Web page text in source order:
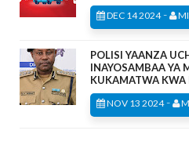
DEC 14 2024-
POLISI YAANZA
INAYOSAMBAA YA
KUKAMATWA KWA
NOV 13 2024-